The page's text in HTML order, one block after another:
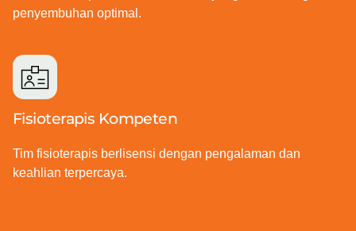
penyembuhan optimal.
Fisioterapis Kompeten
Tim fisioterapis berlisensi dengan pengalaman dan
keahlian terpercaya.